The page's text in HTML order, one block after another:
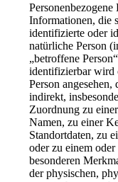
Informationen, die
identifizierte oder
natürliche Person
„betroffene
identifizierbar wird
Person angesehen,
indirekt,
Zuordnung zu
Namen, zu einer
Standortdaten, zu
oder zu einem oder
besonderen
der physischen,